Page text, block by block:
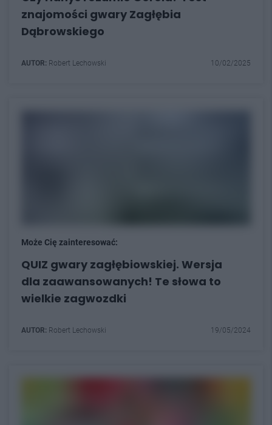
znajomości gwary Zagłębia
Dąbrowskiego
AUTOR: Robert Lechowski 10/02/2025
Może Cię zainteresować:
QUIZ gwary zagłębiowskiej. Wersja
dla zaawansowanych! Te słowa to
wielkie zagwozdki
AUTOR: Robert Lechowski 19/05/2024